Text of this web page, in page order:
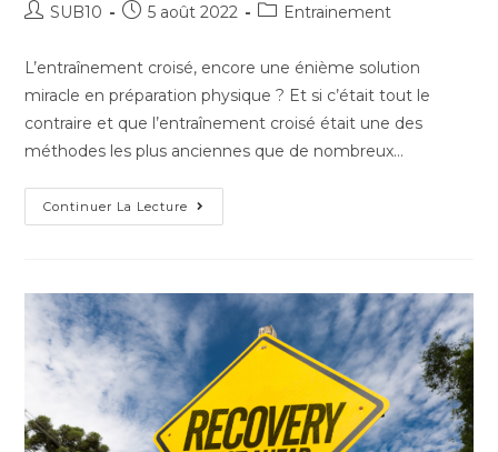
SUB10 5 août 2022 Entrainement
L’entraînement croisé, encore une énième solution
miracle en préparation physique ? Et si c’était tout le
contraire et que l’entraînement croisé était une des
méthodes les plus anciennes que de nombreux…
Continuer La Lecture